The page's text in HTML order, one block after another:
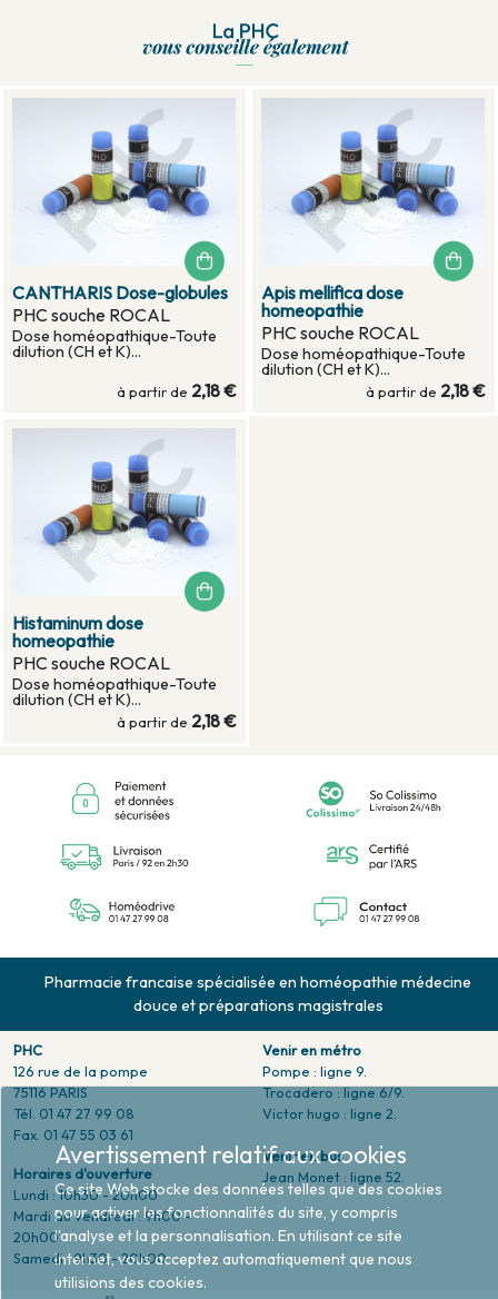
CANTHARIS Dose-globules
PHC souche ROCAL
Dose homéopathique-Toute
dilution (CH et K)...
à partir de 2,18 €
Apis mellifica dose
homeopathie
PHC souche ROCAL
Dose homéopathique-Toute
dilution (CH et K)...
à partir de 2,18 €
Histaminum dose
homeopathie
PHC souche ROCAL
Dose homéopathique-Toute
dilution (CH et K)...
à partir de 2,18 €
Pharmacie francaise spécialisée en homéopathie médecine
douce et préparations magistrales
PHC
126 rue de la pompe
75116 PARIS
Tél. 01 47 27 99 08
Fax. 01 47 55 03 61
Horaires d'ouverture
Lundi : 10h30 - 20h00
Mardi au vendredi : 9h00 -
20h00
Samedi : 9h30 - 20h00
Venir en métro
Pompe : ligne 9.
Trocadero : ligne 6/9.
Victor hugo : ligne 2.
Venir en bus
Jean Monet : ligne 52.